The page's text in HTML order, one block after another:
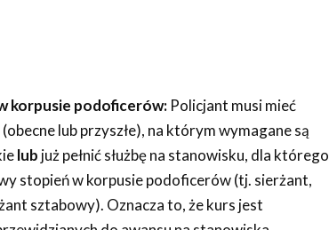
korpusie podoficerów: Policjant musi mieć
lub przyszłe), na którym wymagane są
lub już pełnić służbę na stanowisku, dla którego
stopień w korpusie podoficerów (tj. sierżant,
sztabowy). Oznacza to, że kurs jest